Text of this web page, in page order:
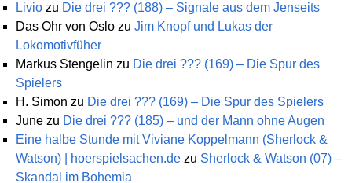
Livio zu Die drei ??? (188) – Signale aus dem Jenseits
Das Ohr von Oslo zu Jim Knopf und Lukas der
Lokomotivfüher
Markus Stengelin zu Die drei ??? (169) – Die Spur des
Spielers
H. Simon zu Die drei ??? (169) – Die Spur des Spielers
June zu Die drei ??? (185) – und der Mann ohne Augen
Eine halbe Stunde mit Viviane Koppelmann (Sherlock &
Watson) | hoerspielsachen.de zu Sherlock & Watson (07) –
Skandal im Bohemia